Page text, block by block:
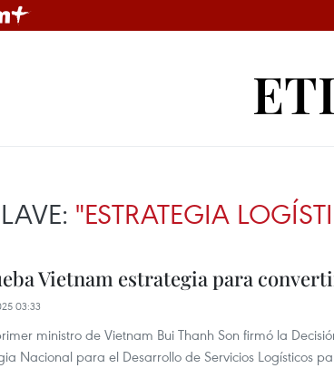
"ESTRATEGIA
Vietnam estrategia para
03:33
ministro de Vietnam Bui Thanh Son firmó la
Nacional para el Desarrollo de Servicios Logísticos